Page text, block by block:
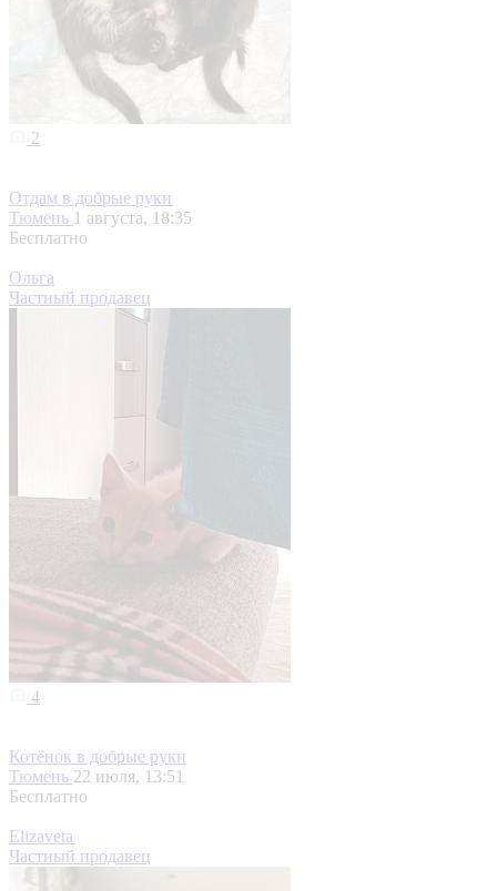
2
Отдам в добрые руки
Тюмень 1 августа, 18:35
Бесплатно
Ольга
Частный продавец
4
Котёнок в добрые руки
Тюмень 22 июля, 13:51
Бесплатно
Elizaveta
Частный продавец